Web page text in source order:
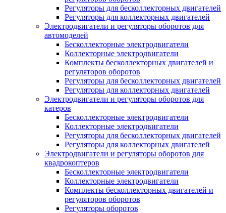
Регуляторы для бесколлекторных двигателей
Регуляторы для коллекторных двигателей
Электродвигатели и регуляторы оборотов для
автомоделей
Бесколлекторные электродвигатели
Коллекторные электродвигатели
Комплекты бесколлекторных двигателей и
регуляторов оборотов
Регуляторы для бесколлекторных двигателей
Регуляторы для коллекторных двигателей
Электродвигатели и регуляторы оборотов для
катеров
Бесколлекторные электродвигатели
Коллекторные электродвигатели
Регуляторы для бесколлекторных двигателей
Регуляторы для коллекторных двигателей
Электродвигатели и регуляторы оборотов для
квадрокоптеров
Бесколлекторные электродвигатели
Коллекторные электродвигатели
Комплекты бесколлекторных двигателей и
регуляторов оборотов
Регуляторы оборотов